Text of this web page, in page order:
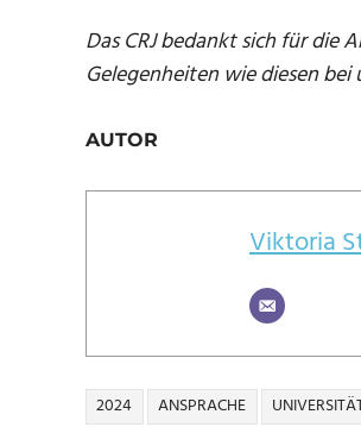
Das CRJ bedankt sich für die
Gelegenheiten wie diesen
AUTOR
Viktoria
2024 ANSPRACHE